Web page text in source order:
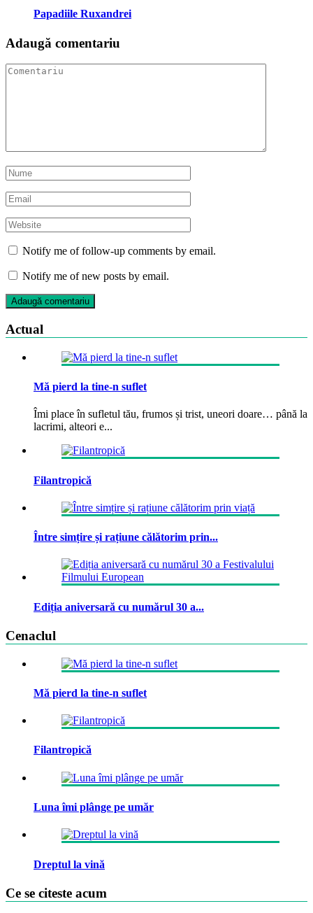
Papadiile Ruxandrei
Adaugă comentariu
Notify me of follow-up comments by email.
Notify me of new posts by email.
Actual
Mă pierd la tine-n suflet
Îmi place în sufletul tău, frumos și trist, uneori doare… până la
lacrimi, alteori e...
Filantropică
Între simțire și rațiune călătorim prin...
Ediția aniversară cu numărul 30 a...
Cenaclul
Mă pierd la tine-n suflet
Filantropică
Luna îmi plânge pe umăr
Dreptul la vină
Ce se citeste acum